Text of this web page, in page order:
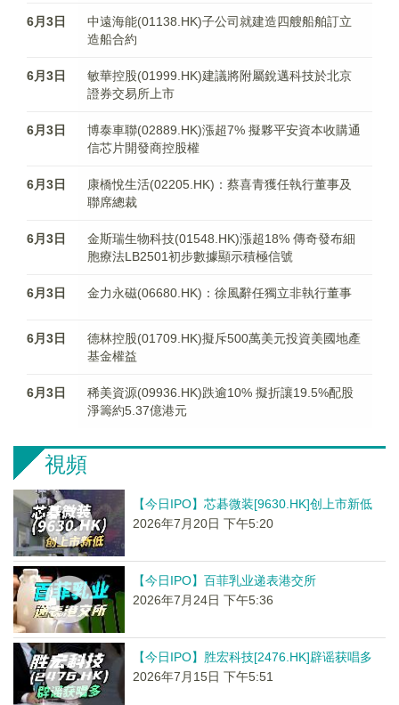
6月3日
中遠海能(01138.HK)子公司就建造四艘船舶訂立
造船合約
6月3日
敏華控股(01999.HK)建議將附屬銳邁科技於北京
證券交易所上市
6月3日
博泰車聯(02889.HK)漲超7% 擬夥平安資本收購通
信芯片開發商控股權
6月3日
康橋悅生活(02205.HK)：蔡喜青獲任執行董事及
聯席總裁
6月3日
金斯瑞生物科技(01548.HK)漲超18% 傳奇發布細
胞療法​LB2501初步數據顯示積極信號
6月3日 金力永磁(06680.HK)：徐風辭任獨立非執行董事
6月3日
德林控股(01709.HK)擬斥500萬美元投資美國地產
基金權益
6月3日
稀美資源(09936.HK)跌逾10% 擬折讓19.5%配股
淨籌約5.37億港元
視頻
【今日IPO】芯碁微装[9630.HK]创上市新低
2026年7月20日 下午5:20
【今日IPO】百菲乳业递表港交所
2026年7月24日 下午5:36
【今日IPO】胜宏科技[2476.HK]辟谣获唱多
2026年7月15日 下午5:51